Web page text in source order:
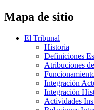
Mapa de sitio
El Tribunal
Historia
Definiciones
Atribuciones
Integración
Integración
Actividades